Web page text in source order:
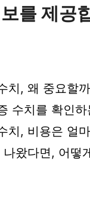
를 제공
치, 왜 중요할
수치를 확인하
치, 비용은 얼
왔다면, 어떻